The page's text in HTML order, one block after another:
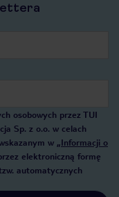
osobowych przez TUI
Sp. z o.o. w celach
w „Informacji o
elektroniczną formę
automatycznych